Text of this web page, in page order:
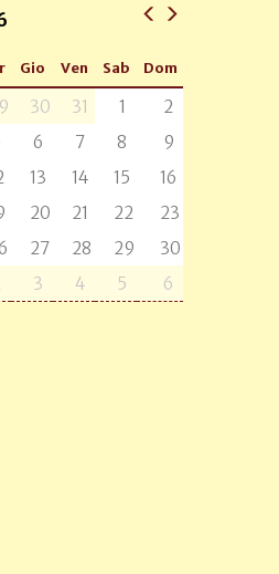
Gio Ven Sab Dom
30 31 1
2
6 7 8
9
13 14 15
16
20 21 22
23
27 28 29
30
3 4 5 6